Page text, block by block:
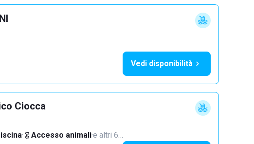
Vedi disponibilità
Ciocca
· Accesso animali·e altri 6…